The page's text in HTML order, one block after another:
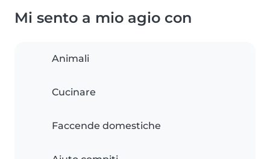
Mi sento a mio agio con
Animali
Cucinare
Faccende domestiche